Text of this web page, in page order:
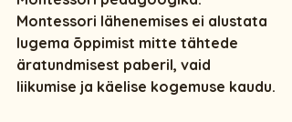
Montessori lähenemises ei alustata
lugema õppimist mitte tähtede
äratundmisest paberil, vaid
liikumise ja käelise kogemuse kaudu.